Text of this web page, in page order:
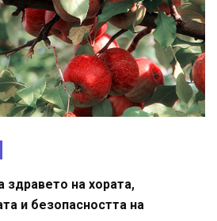
здравето на хората,
и безопасността на